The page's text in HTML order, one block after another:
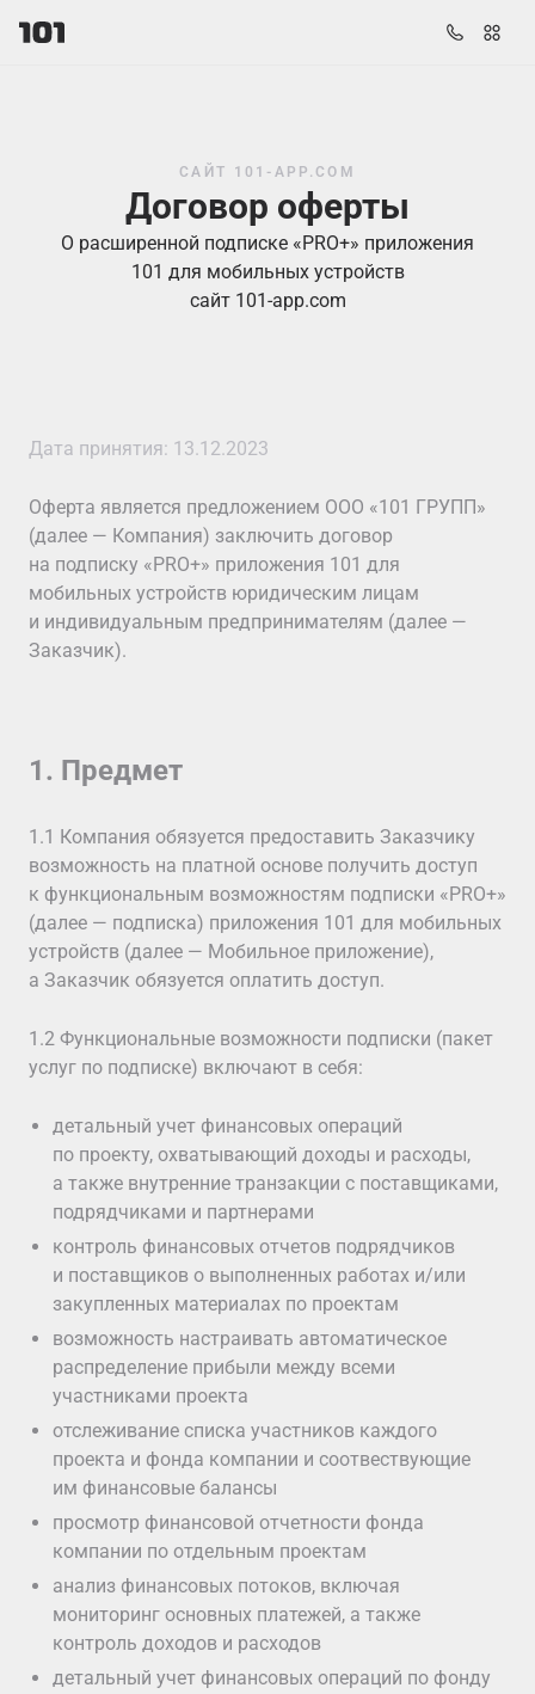
САЙТ 101-APP.COM
Договор оферты
О расширенной подписке «PRO+» приложения
101 для мобильных устройств
сайт 101-app.com
Дата принятия: 13.12.2023
Оферта является предложением ООО «101 ГРУПП»
(далее — Компания) заключить договор
на подписку «PRO+» приложения 101 для
мобильных устройств юридическим лицам
и индивидуальным предпринимателям (далее —
Заказчик).
1. Предмет
1.1 Компания обязуется предоставить Заказчику
возможность на платной основе получить доступ
к функциональным возможностям подписки «PRO+»
(далее — подписка) приложения 101 для мобильных
устройств (далее — Мобильное приложение),
а Заказчик обязуется оплатить доступ.
1.2 Функциональные возможности подписки (пакет
услуг по подписке) включают в себя:
детальный учет финансовых операций
по проекту, охватывающий доходы и расходы,
а также внутренние транзакции с поставщиками,
подрядчиками и партнерами
контроль финансовых отчетов подрядчиков
и поставщиков о выполненных работах и/или
закупленных материалах по проектам
возможность настраивать автоматическое
распределение прибыли между всеми
участниками проекта
отслеживание списка участников каждого
проекта и фонда компании и соотвествующие
им финансовые балансы
просмотр финансовой отчетности фонда
компании по отдельным проектам
анализ финансовых потоков, включая
мониторинг основных платежей, а также
контроль доходов и расходов
детальный учет финансовых операций по фонду